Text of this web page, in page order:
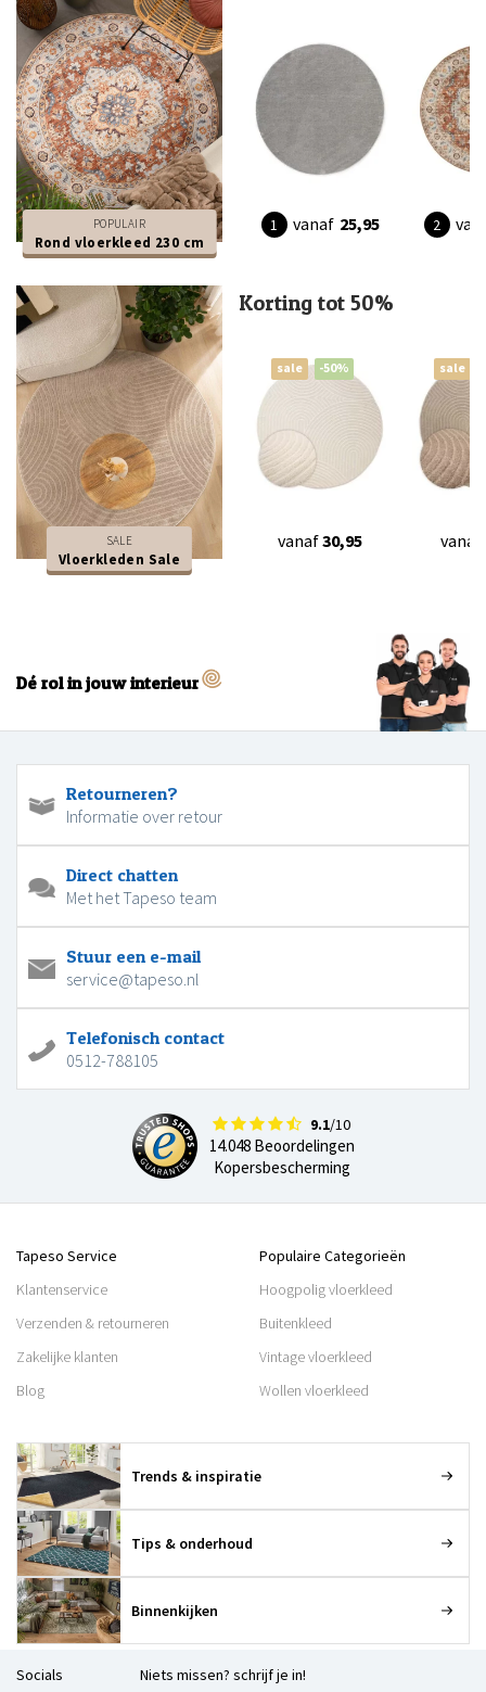
POPULAIR
Rond vloerkleed 230 cm
vanaf 25,95
SALE
Vloerkleden Sale
Korting tot 50%
sale -50%
vanaf30,95
sale
vanaf
Dé rol in jouw interieur
Retourneren?
Informatie over retour
Direct chatten
Met het Tapeso team
Stuur een e-mail
service@tapeso.nl
Telefonisch contact
0512-788105
9.1/10
14.048 Beoordelingen
Kopersbescherming
Tapeso Service
Klantenservice
Verzenden & retourneren
Zakelijke klanten
Blog
Populaire Categorieën
Hoogpolig vloerkleed
Buitenkleed
Vintage vloerkleed
Wollen vloerkleed
Trends & inspiratie
Tips & onderhoud
Binnenkijken
Socials Niets missen? schrijf je in!